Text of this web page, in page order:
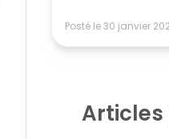
Posté le30 janvier